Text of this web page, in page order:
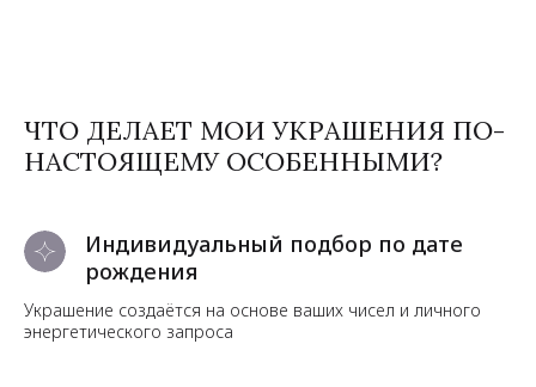
ЧТО ДЕЛАЕТ МОИ УКРАШЕНИЯ ПО-
НАСТОЯЩЕМУ ОСОБЕННЫМИ?
Индивидуальный подбор по дате
рождения
Украшение создаётся на основе ваших чисел и личного
энергетического запроса